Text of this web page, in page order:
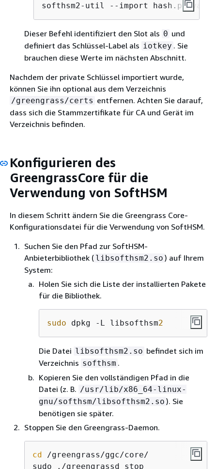
softhsm2-util --import
Dieser Befehl identifiziert den Slot als 0 und
definiert das Schlüssel-Label als iotkey . Sie
brauchen diese Werte im nächsten Abschnitt.
Nachdem der private Schlüssel importiert wurde,
können Sie ihn optional aus dem Verzeichnis
/greengrass/certs entfernen. Achten Sie darauf,
dass sich die Stammzertifikate für CA und Gerät im
Verzeichnis befinden.
Konfigurieren des
GreengrassCore für die
Verwendung von SoftHSM
In diesem Schritt ändern Sie die Greengrass Core-
Konfigurationsdatei für die Verwendung von SoftHSM.
Suchen Sie den Pfad zur SoftHSM-
Anbieterbibliothek ( libsofthsm2.so ) auf Ihrem
System:
Holen Sie sich die Liste der installierten Pakete
für die Bibliothek.
sudo dpkg -L libsofthsm2
Die Datei libsofthsm2.so befindet sich im
Verzeichnis softhsm .
Kopieren Sie den vollständigen Pfad in die
Datei (z. B. /usr/lib/x86_64-linux-
gnu/softhsm/libsofthsm2.so ). Sie
benötigen sie später.
Stoppen Sie den Greengrass-Daemon.
cd /greengrass/ggc/core/
sudo ./greengrassd stop